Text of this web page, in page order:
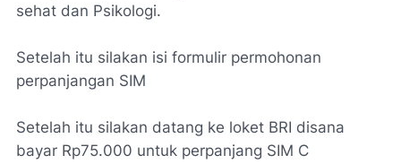
sehat dan Psikologi.
Setelah itu silakan isi formulir permohonan
perpanjangan SIM
Setelah itu silakan datang ke loket BRI disana
bayar Rp75.000 untuk perpanjang SIM C